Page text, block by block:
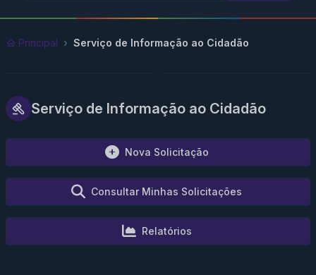
Principal Serviço de Informação ao Cidadão
Serviço de Informação ao Cidadão
Nova Solicitação
Consultar Minhas Solicitações
Relatórios